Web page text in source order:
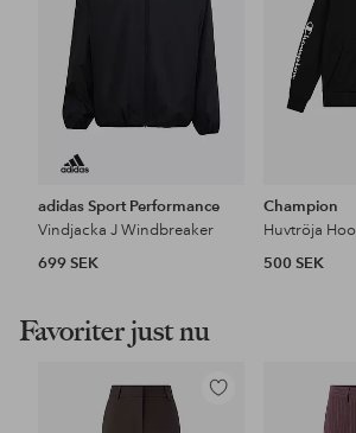
adidas Sport Performance
Vindjacka J Windbreaker
699 SEK
Champion
500 SEK
Favoriter just nu
Lägg